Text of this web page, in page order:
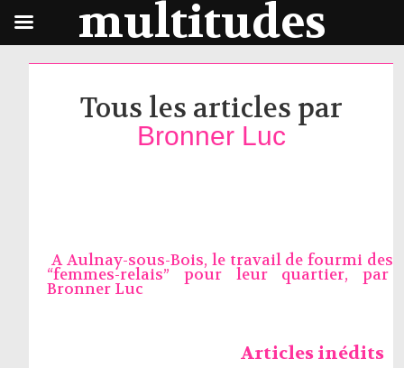
Tous les articles par
Bronner Luc
A Aulnay-sous-Bois, le travail de fourmi des
“femmes-relais” pour leur quartier, par
Bronner Luc
Articles inédits
multitudes